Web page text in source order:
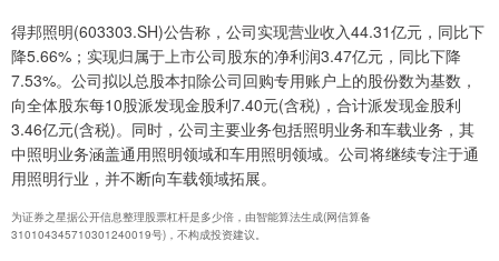
得邦照明(603303.SH)公告称，公司实现营业收入44.31亿元，同比下
降5.66%；实现归属于上市公司股东的净利润3.47亿元，同比下降
7.53%。公司拟以总股本扣除公司回购专用账户上的股份数为基数，
向全体股东每10股派发现金股利7.40元(含税)，合计派发现金股利
3.46亿元(含税)。同时，公司主要业务包括照明业务和车载业务，其
中照明业务涵盖通用照明领域和车用照明领域。公司将继续专注于通
用照明行业，并不断向车载领域拓展。
为证券之星据公开信息整理股票杠杆是多少倍，由智能算法生成(网信算备
310104345710301240019号)，不构成投资建议。